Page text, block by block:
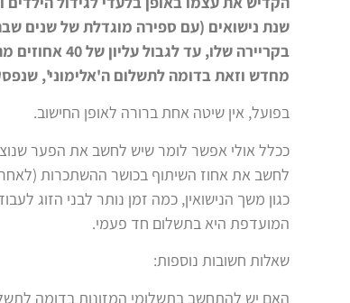
שנת נישואים (עם ספירה מוגדלת של שנים
בקריירה
מחדש וזאת בדומה לתשלום ה'אלימוני',
בפועל, אין שיטה אחת ברורה לאופן החישוב.
ככלל אולי אפשר לומר שיש לחשב את הפער
לחשב את אחוז השיתוף בכושר ההשתכרות (לאחר
כגון משך הנישואין, כמה זמן נותר לבני הזוג
המועדפת היא בתשלום חד פעמי.
שאלות חשובות נוספות:
האם יש להתחשב בתשלומי המזונות בדומה